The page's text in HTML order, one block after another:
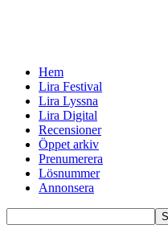
Hem
Lira Festival
Lira Lyssna
Lira Digital
Recensioner
Öppet arkiv
Prenumerera
Lösnummer
Annonsera